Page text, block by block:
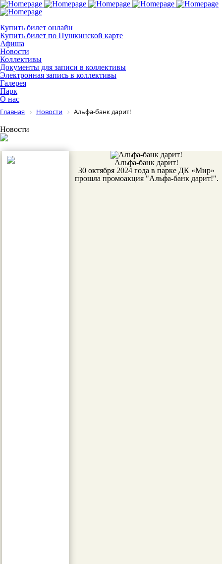
Купить билет онлайн
Купить билет по Пушкинской карте
Афиша
Новости
Коллективы
Документы для записи в коллективы
Электронная запись в коллективы
Галерея
Парк
О нас
Главная Новости Альфа-банк дарит!
Новости
Альфа-банк дарит!
30 октября 2024 года в парке ДК «Мир»
прошла промоакция "Альфа-банк дарит!".